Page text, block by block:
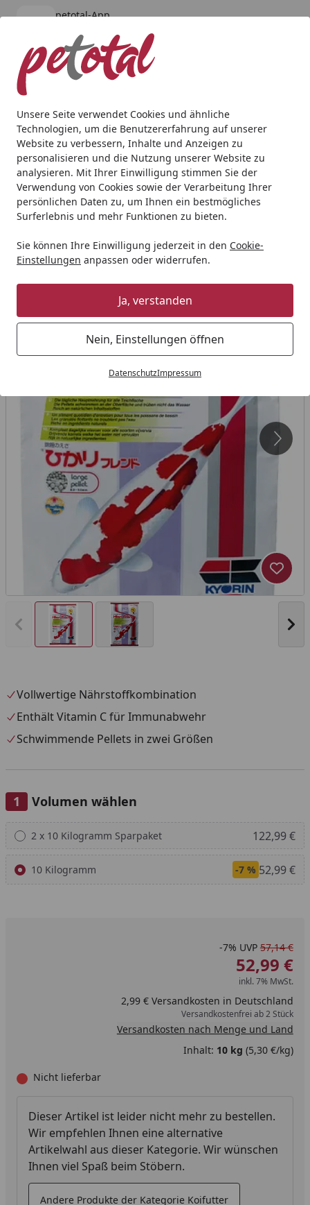
Unsere Seite verwendet Cookies und ähnliche
Technologien, um die Benutzererfahrung auf unserer
Website zu verbessern, Inhalte und Anzeigen zu
personalisieren und die Nutzung unserer Website zu
analysieren. Mit Ihrer Einwilligung stimmen Sie der
Verwendung von Cookies sowie der Verarbeitung Ihrer
persönlichen Daten zu, um Ihnen ein bestmögliches
Surferlebnis und mehr Funktionen zu bieten.
Sie können Ihre Einwilligung jederzeit in den Cookie-
Einstellungen anpassen oder widerrufen.
Ja, verstanden
Nein, Einstellungen öffnen
DatenschutzImpressum
petotal-App
kostenlos - Im App Store
Alle Produkte
Mein Konto
Suchen
Startseite
Teich Teichfischfutter Koifutter Hikari Friend Large
Hikari Friend Large Koifutter
Vorheriges Bild anzeigen
Vollwertige Nährstoffkombination
Enthält Vitamin C für Immunabwehr
Schwimmende Pellets in zwei Größen
Volumen wählen
Alle anzeigen (2)
2 x 10 Kilogramm Sparpaket 122,99 €
10 Kilogramm -7 % 52,99 €
-7% UVP 57,14 €
52,99 €
inkl. 7% MwSt.
2,99 € Versandkosten in Deutschland
Versandkostenfrei ab 2 Stück
Versandkosten nach Menge und Land
Inhalt: 10 kg (5,30 €/kg)
Nicht lieferbar
Dieser Artikel ist leider nicht mehr zu bestellen.
Wir empfehlen Ihnen eine alternative
Artikelwahl aus dieser Kategorie. Wir wünschen
Ihnen viel Spaß beim Stöbern.
Andere Produkte der Kategorie Koifutter